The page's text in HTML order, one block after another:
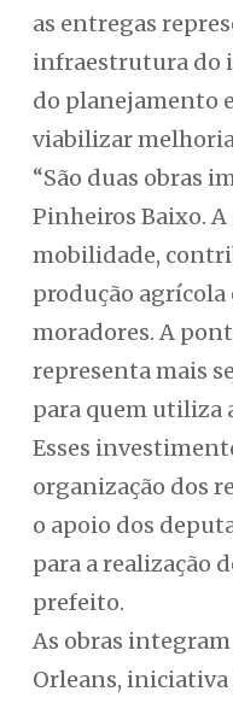
as entregas
infraestrutura do
do planejamento
viabilizar
“São duas obras
Pinheiros Baixo.
mobilidade,
produção
moradores. A
representa mais
para quem utiliza
Esses
organização dos
o apoio dos
para a realização
prefeito.
As obras
Orleans,